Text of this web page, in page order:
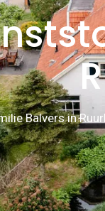
Balvers in